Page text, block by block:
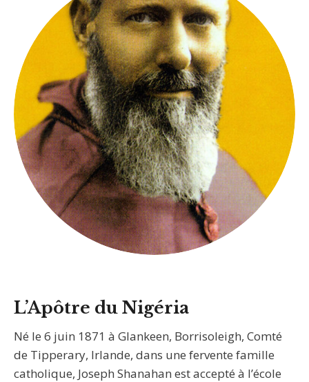
L’Apôtre du Nigéria
Né le 6 juin 1871 à Glankeen, Borrisoleigh, Comté
de Tipperary, Irlande, dans une fervente famille
catholique, Joseph Shanahan est accepté à l’école